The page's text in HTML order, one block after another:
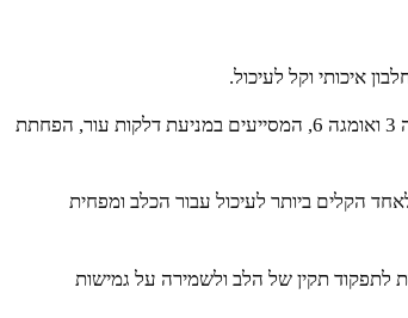
איכותי וקל לעיכול.
עשיר מאוד באומגה 3 ואומגה 6, המסייעים במניעת דלקות עור, הפחתת
הקלים ביותר לעיכול עבור הכלב ומפחית
לתפקוד תקין של הלב ולשמירה על גמישות